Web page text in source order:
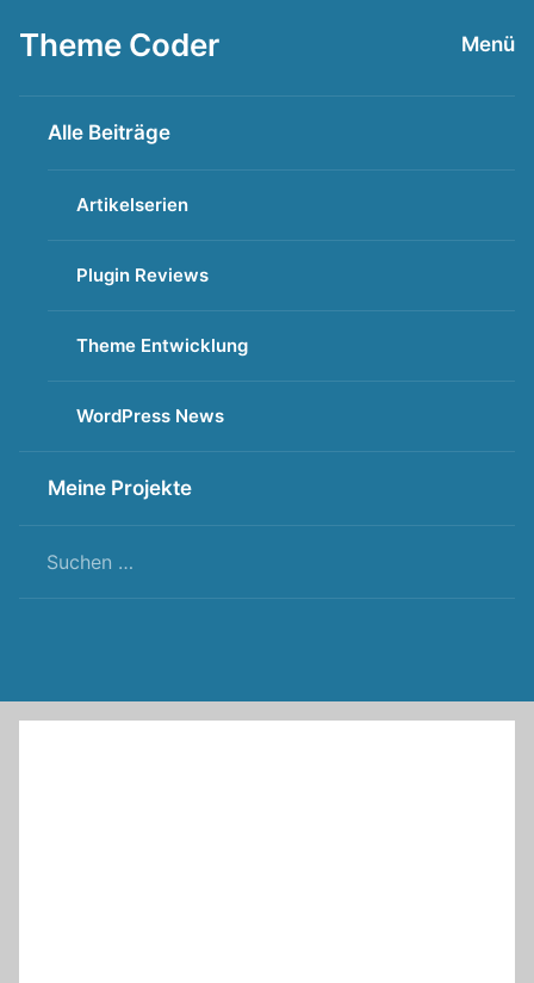
Inhalt
Theme Coder Menü
Alle Beiträge
Artikelserien
Plugin Reviews
Theme Entwicklung
WordPress News
Meine Projekte